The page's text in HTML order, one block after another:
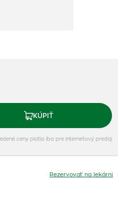
KÚPIŤ
ceny platia iba pre internetový predaj
Rezervovať na lekárni